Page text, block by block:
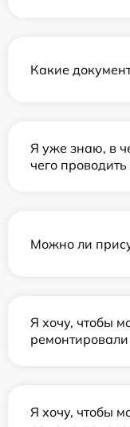
Какие
Я уже знаю, в
чего
Можно ли
Я хочу, чтобы
Я хочу, чтобы